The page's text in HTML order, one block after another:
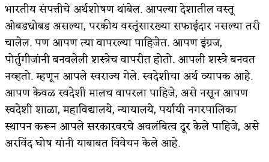
भारतीय संपत्तीचे अर्थशोषण थांबेल. आपल्या देशातील वस्तू
ओबडधोबड असल्या, परकीय वस्तूंसारख्या सफाईदार नसल्या तरी
चालेल. पण आपण त्या वापरल्या पाहिजेत. आपण इंग्रज,
पोर्तुगीजांनी बनवलेली शस्त्रेच वापरीत होतो. आपली शस्त्रे बनवत
नव्हतो. म्हणून आपले स्वराज्य गेले. स्वदेशीचा अर्थ व्यापक आहे.
आपण केवळ स्वदेशी मालच वापरला पाहिजे, असे नसून आपण
स्वदेशी शाळा, महाविद्यालये, न्यायालये, पर्यायी नगरपालिका
स्थापन करून आपले सरकारवरचे अवलंबित्व दूर केले पाहिजे, असे
अरविंद घोष यांनी याबाबत विवेचन केले आहे.